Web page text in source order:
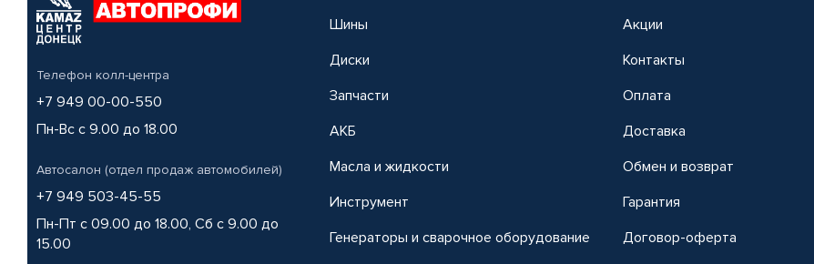
Телефон колл-центра
+7 949 00-00-550
Пн-Вс с 9.00 до 18.00
Автосалон (отдел продаж автомобилей)
+7 949 503-45-55
Пн-Пт с 09.00 до 18.00, Сб с 9.00 до
15.00
Шины
Диски
Запчасти
АКБ
Масла и жидкости
Инструмент
Генераторы и сварочное оборудование
Акции
Контакты
Оплата
Доставка
Обмен и возврат
Гарантия
Договор-оферта